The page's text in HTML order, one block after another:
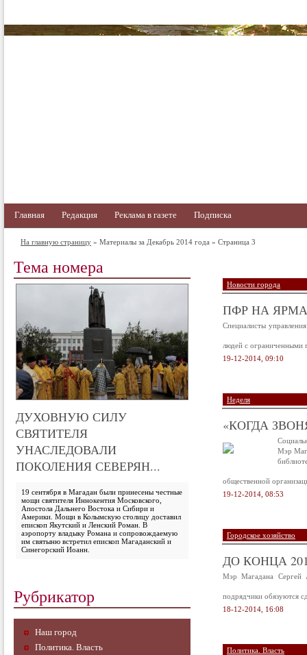
Главная Редакция Реклама в газете Подписка
На главную страницу » Материалы за Декабрь 2014 года » Страница 3
Тема номера
ДУХОВНУЮ СИЛУ
СВЯТИТЕЛЯ
УНАСЛЕДОВАЛИ
ПОКОЛЕНИЯ СЕВЕРЯН...
19 сентября в Магадан были принесены честные
мощи святителя Иннокентия Московского,
Апостола Дальнего Востока и Сибири и
Америки. Мощи в Колымскую столицу доставил
епископ Якутский и Ленский Роман. В
аэропорту владыку Романа и сопровождаемую
им святыню встретил епископ Магаданский и
Синегорский Иоанн.
Рубрикатор
Наш город
Политика. Власть
Новости города
ПФР НА
Специалисты
людей с ограниченными
19-12-2014, 09:10
Неделя
«КОГДА
Мэр
общественной
19-12-2014, 08:53
Городское хозяйство
ДО КОНЦА
Мэр Магадана Сергей
подрядчики обязуются
18-12-2014, 16:08
Политика. Власть